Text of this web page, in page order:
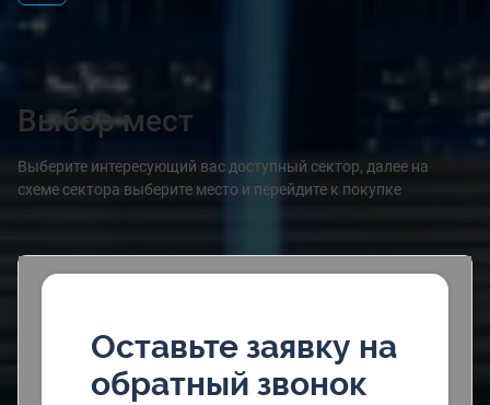
Выбор мест
Выберите интересующий вас доступный сектор, далее на
схеме сектора выберите место и перейдите к покупке
Оставьте заявку на
обратный звонок